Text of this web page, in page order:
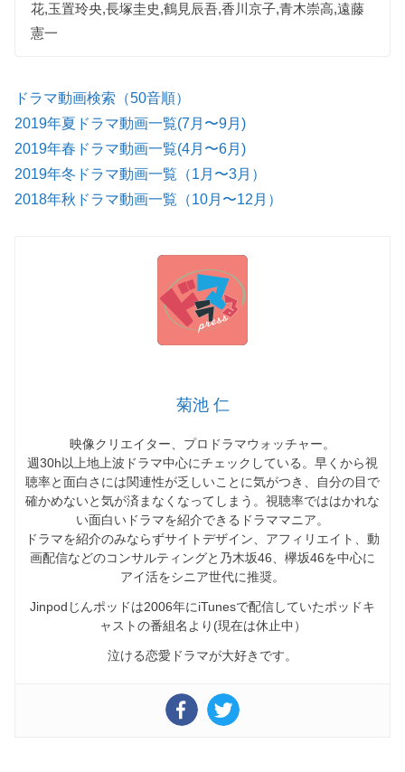
花,玉置玲央,長塚圭史,鶴見辰吾,香川京子,青木崇高,遠藤
憲一
ドラマ動画検索（50音順）
2019年夏ドラマ動画一覧(7月〜9月)
2019年春ドラマ動画一覧(4月〜6月)
2019年冬ドラマ動画一覧（1月〜3月）
2018年秋ドラマ動画一覧（10月〜12月）
菊池 仁
映像クリエイター、プロドラマウォッチャー。
週30h以上地上波ドラマ中心にチェックしている。早くから視
聴率と面白さには関連性が乏しいことに気がつき、自分の目で
確かめないと気が済まなくなってしまう。視聴率でははかれな
い面白いドラマを紹介できるドラママニア。
ドラマを紹介のみならずサイトデザイン、アフィリエイト、動
画配信などのコンサルティングと乃木坂46、欅坂46を中心に
アイ活をシニア世代に推奨。
Jinpodじんポッドは2006年にiTunesで配信していたポッドキ
ャストの番組名より(現在は休止中）
泣ける恋愛ドラマが大好きです。